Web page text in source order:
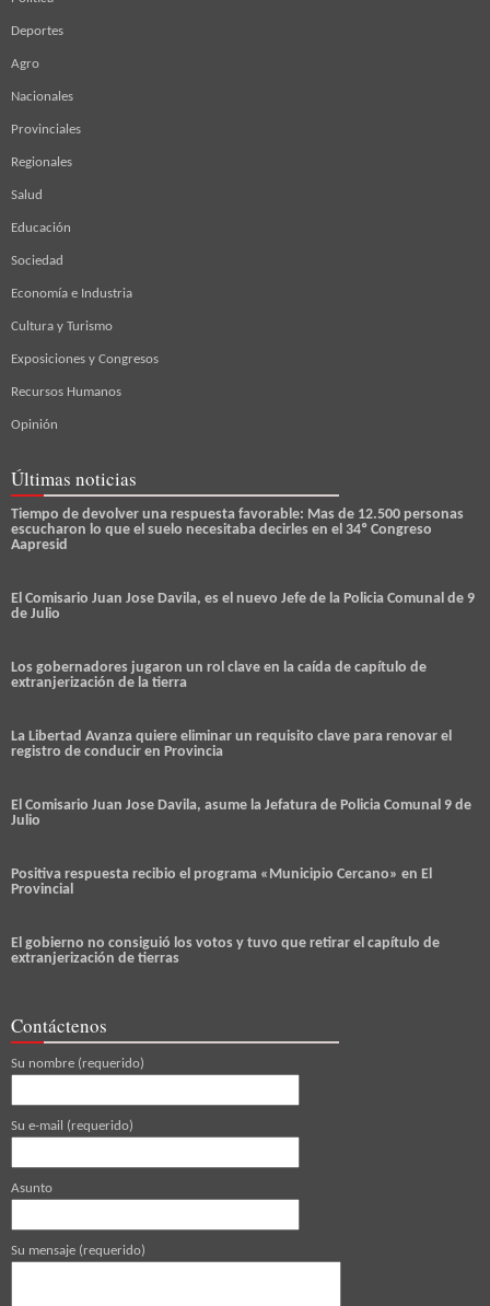
Deportes
Agro
Nacionales
Provinciales
Regionales
Salud
Educación
Sociedad
Economía e Industria
Cultura y Turismo
Exposiciones y Congresos
Recursos Humanos
Opinión
Últimas noticias
Tiempo de devolver una respuesta favorable: Mas de 12.500 personas
escucharon lo que el suelo necesitaba decirles en el 34º Congreso
Aapresid
El Comisario Juan Jose Davila, es el nuevo Jefe de la Policia Comunal de 9
de Julio
Los gobernadores jugaron un rol clave en la caída de capítulo de
extranjerización de la tierra
La Libertad Avanza quiere eliminar un requisito clave para renovar el
registro de conducir en Provincia
El Comisario Juan Jose Davila, asume la Jefatura de Policia Comunal 9 de
Julio
Positiva respuesta recibio el programa «Municipio Cercano» en El
Provincial
El gobierno no consiguió los votos y tuvo que retirar el capítulo de
extranjerización de tierras
Contáctenos
Su nombre (requerido)
Su e-mail (requerido)
Asunto
Su mensaje (requerido)